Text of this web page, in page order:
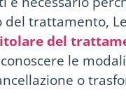
trattamento,
del
le
o